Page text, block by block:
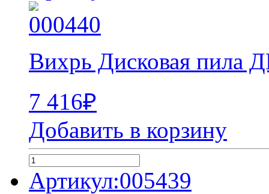
Вихрь Дисковая пила
7 416₽
Добавить в корзину
Артикул:005439